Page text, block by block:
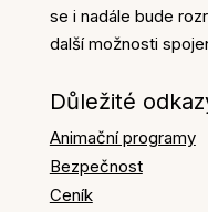
se i nadále bude
další možnosti
Důležité
Animační programy
Bezpečnost
Ceník